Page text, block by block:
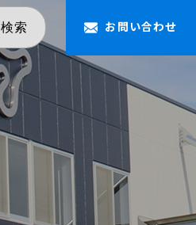
検索 お問い合わせ